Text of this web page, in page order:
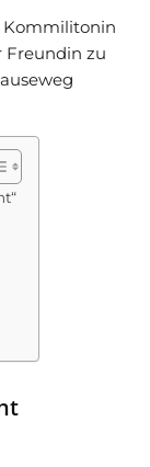
Kommilitonin
Freundin zu